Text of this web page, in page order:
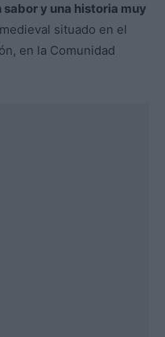
y una historia muy
situado en el
en la Comunidad